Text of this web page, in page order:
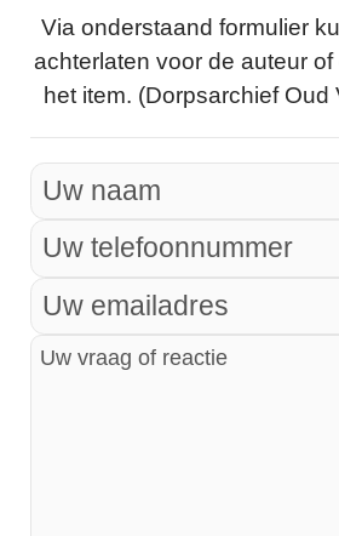
Via onderstaand formulier
achterlaten voor de auteur
het item. (Dorpsarchief Oud